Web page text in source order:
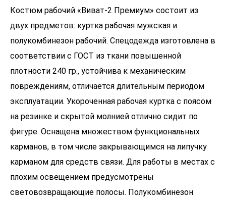
Костюм рабочий «Виват-2 Премиум» состоит из
двух предметов: куртка рабочая мужская и
полукомбинезон рабочий. Спецодежда изготовлена в
соответствии с ГОСТ из ткани повышенной
плотности 240 гр., устойчива к механическим
повреждениям, отличается длительным периодом
эксплуатации. Укороченная рабочая куртка с поясом
на резинке и скрытой молнией отлично сидит по
фигуре. Оснащена множеством функциональных
карманов, в том числе закрывающимся на липучку
карманом для средств связи. Для работы в местах с
плохим освещением предусмотрены
световозвращающие полосы. Полукомбинезон